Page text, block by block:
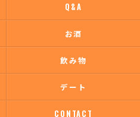
Q&A
お酒
飲み物
デート
CONTACT